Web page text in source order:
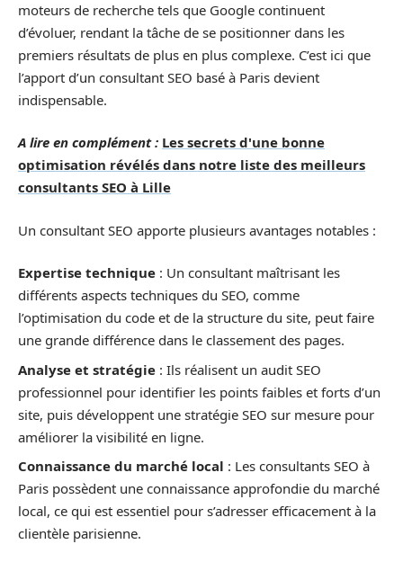
moteurs de recherche tels que Google continuent
d’évoluer, rendant la tâche de se positionner dans les
premiers résultats de plus en plus complexe. C’est ici que
l’apport d’un consultant SEO basé à Paris devient
indispensable.
A lire en complément : Les secrets d'une bonne
optimisation révélés dans notre liste des meilleurs
consultants SEO à Lille
Un consultant SEO apporte plusieurs avantages notables :
Expertise technique : Un consultant maîtrisant les
différents aspects techniques du SEO, comme
l’optimisation du code et de la structure du site, peut faire
une grande différence dans le classement des pages.
Analyse et stratégie : Ils réalisent un audit SEO
professionnel pour identifier les points faibles et forts d’un
site, puis développent une stratégie SEO sur mesure pour
améliorer la visibilité en ligne.
Connaissance du marché local : Les consultants SEO à
Paris possèdent une connaissance approfondie du marché
local, ce qui est essentiel pour s’adresser efficacement à la
clientèle parisienne.